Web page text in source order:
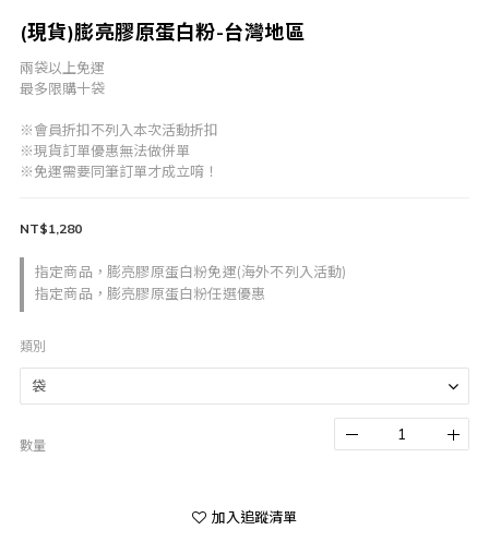
(現貨)膨亮膠原蛋白粉-台灣地區
兩袋以上免運
最多限購十袋
※會員折扣不列入本次活動折扣
※現貨訂單優惠無法做併單
※免運需要同筆訂單才成立唷！
指定商品，膨亮膠原蛋白粉免運(海外不列入活動)
指定商品，膨亮膠原蛋白粉任選優惠
NT$1,280
類別
數量
加入追蹤清單